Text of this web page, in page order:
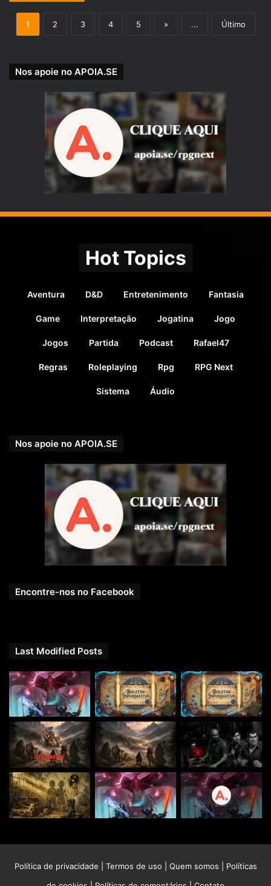
1 2 3 4 5 » ... Último
Nos apoie no APOIA.SE
Hot Topics
Aventura D&D Entretenimento Fantasia
Game Interpretação Jogatina Jogo
Jogos Partida Podcast Rafael47
Regras Roleplaying Rpg RPG Next
Sistema Áudio
Nos apoie no APOIA.SE
Encontre-nos no Facebook
Last Modified Posts
Política de privacidade Termos de uso Quem somos
Políticas